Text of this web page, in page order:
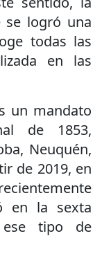
se logró una
todas las
en las
un mandato
de 1853,
Neuquén,
de 2019, en
en la sexta
ese tipo de